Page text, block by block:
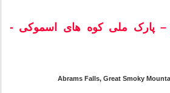
– پارک ملی کوه های اسموکی -
Abrams Falls, Great Smoky